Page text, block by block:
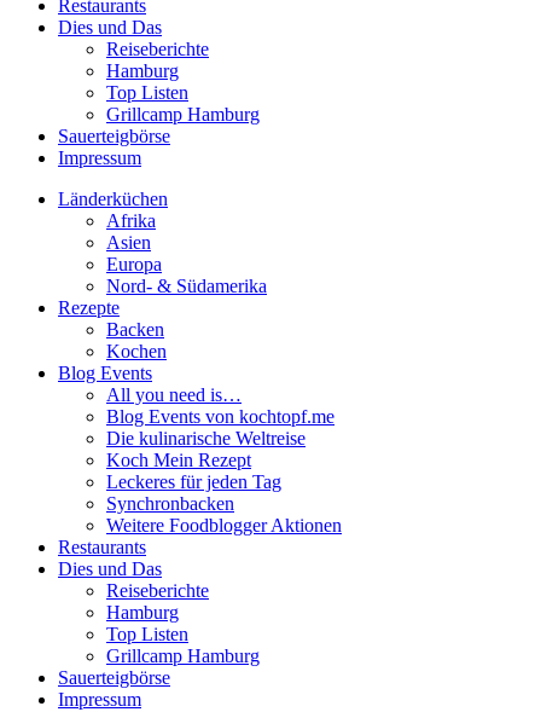
Restaurants
Dies und Das
Reiseberichte
Hamburg
Top Listen
Grillcamp Hamburg
Sauerteigbörse
Impressum
Länderküchen
Afrika
Asien
Europa
Nord- & Südamerika
Rezepte
Backen
Kochen
Blog Events
All you need is…
Blog Events von kochtopf.me
Die kulinarische Weltreise
Koch Mein Rezept
Leckeres für jeden Tag
Synchronbacken
Weitere Foodblogger Aktionen
Restaurants
Dies und Das
Reiseberichte
Hamburg
Top Listen
Grillcamp Hamburg
Sauerteigbörse
Impressum